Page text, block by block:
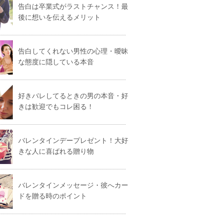
告白は卒業式がラストチャンス！最
後に想いを伝えるメリット
告白してくれない男性の心理・曖昧
な態度に隠している本音
好きバレしてるときの男の本音・好
きは歓迎でもコレ困る！
バレンタインデープレゼント！大好
きな人に喜ばれる贈り物
バレンタインメッセージ・彼へカー
ドを贈る時のポイント